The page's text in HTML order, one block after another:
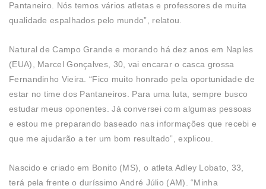
Pantaneiro. Nós temos vários atletas e professores de muita
qualidade espalhados pelo mundo”, relatou.
Natural de Campo Grande e morando há dez anos em Naples
(EUA), Marcel Gonçalves, 30, vai encarar o casca grossa
Fernandinho Vieira. “Fico muito honrado pela oportunidade de
estar no time dos Pantaneiros. Para uma luta, sempre busco
estudar meus oponentes. Já conversei com algumas pessoas
e estou me preparando baseado nas informações que recebi e
que me ajudarão a ter um bom resultado”, explicou.
Nascido e criado em Bonito (MS), o atleta Adley Lobato, 33,
terá pela frente o duríssimo André Júlio (AM). “Minha